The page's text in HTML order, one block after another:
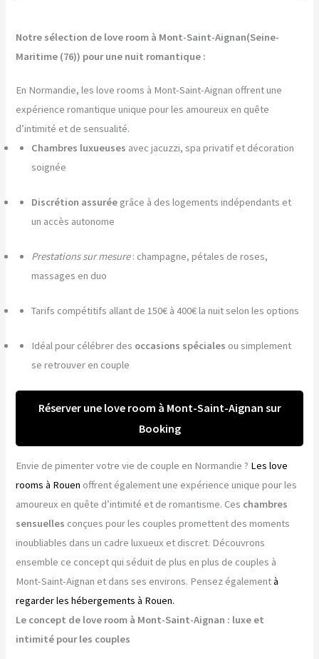
Notre sélection de love room à Mont-Saint-Aignan(Seine-
Maritime (76)) pour une nuit romantique :
En Normandie, les love rooms à Mont-Saint-Aignan offrent une
expérience romantique unique pour les amoureux en quête
d’intimité et de sensualité.
Chambres luxueuses avec jacuzzi, spa privatif et décoration
soignée
Discrétion assurée grâce à des logements indépendants et
un accès autonome
Prestations sur mesure: champagne, pétales de roses,
massages en duo
Tarifs compétitifs allant de 150€ à 400€ la nuit selon les options
Idéal pour célébrer des occasions spéciales ou simplement
se retrouver en couple
Réserver une love room à Mont-Saint-Aignan sur
Booking
Envie de pimenter votre vie de couple en Normandie ? Les love
rooms à Rouen offrent également une expérience unique pour les
amoureux en quête d’intimité et de romantisme. Ces chambres
sensuelles conçues pour les couples promettent des moments
inoubliables dans un cadre luxueux et discret. Découvrons
ensemble ce concept qui séduit de plus en plus de couples à
Mont-Saint-Aignan et dans ses environs. Pensez égalementà
regarder les hébergements à Rouen.
Le concept de love room à Mont-Saint-Aignan : luxe et
intimité pour les couples